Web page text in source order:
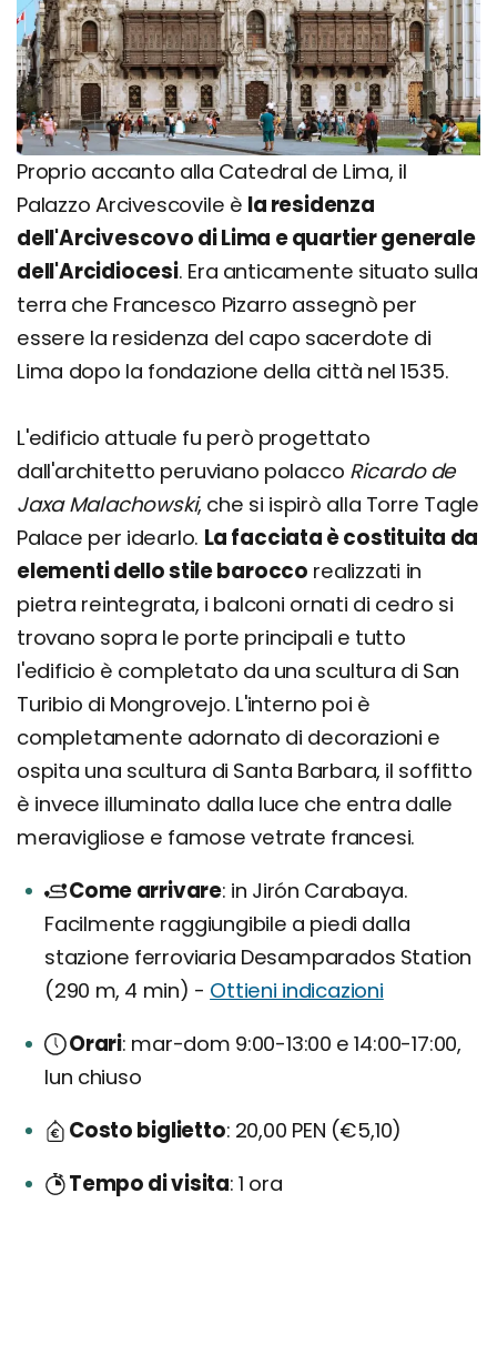
Proprio accanto alla Catedral de Lima, il
Palazzo Arcivescovile è la residenza
dell'Arcivescovo di Lima e quartier generale
dell'Arcidiocesi. Era anticamente situato sulla
terra che Francesco Pizarro assegnò per
essere la residenza del capo sacerdote di
Lima dopo la fondazione della città nel 1535.
L'edificio attuale fu però progettato
dall'architetto peruviano polacco Ricardo de
Jaxa Malachowski, che si ispirò alla Torre Tagle
Palace per idearlo. La facciata è costituita da
elementi dello stile barocco realizzati in
pietra reintegrata, i balconi ornati di cedro si
trovano sopra le porte principali e tutto
l'edificio è completato da una scultura di San
Turibio di Mongrovejo. L'interno poi è
completamente adornato di decorazioni e
ospita una scultura di Santa Barbara, il soffitto
è invece illuminato dalla luce che entra dalle
meravigliose e famose vetrate francesi.
Come arrivare in Jirón Carabaya.
Facilmente raggiungibile a piedi dalla
stazione ferroviaria Desamparados Station
(290 m, 4 min) - Ottieni indicazioni
Orari mar-dom 9:00-13:00 e 14:00-17:00,
lun chiuso
Costo biglietto 20,00 PEN (€5,10)
Tempo di visita 1 ora